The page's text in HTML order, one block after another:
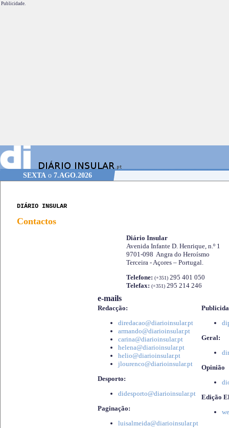
Publicidade.
SEXTA o 7.AGO.2026
DIÁRIO INSULAR
Contactos
Diário Insular
Avenida Infante D. Henrique, n.º 1
9701-098 Angra do Heroísmo
Terceira - Açores – Portugal.
Telefone: (+351) 295 401 050
Telefax: (+351) 295 214 246
e-mails
Redacção:
diredacao@diarioinsular.pt
armando@diarioinsular.pt
carina@diarioinsular.pt
helena@diarioinsular.pt
helio@diarioinsular.pt
jlourenco@diarioinsular.pt
Desporto:
didesporto@diarioinsular.pt
Paginação:
luisalmeida@diarioinsular.pt
Geral:
Opinião
Edição